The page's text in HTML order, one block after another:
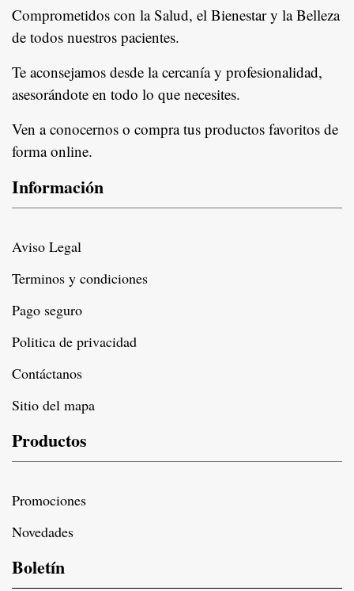
Comprometidos con la Salud, el Bienestar y la Belleza
de todos nuestros pacientes.
Te aconsejamos desde la cercanía y profesionalidad,
asesorándote en todo lo que necesites.
Ven a conocernos o compra tus productos favoritos de
forma online.
Información
Aviso Legal
Terminos y condiciones
Pago seguro
Politica de privacidad
Contáctanos
Sitio del mapa
Productos
Promociones
Novedades
Boletín